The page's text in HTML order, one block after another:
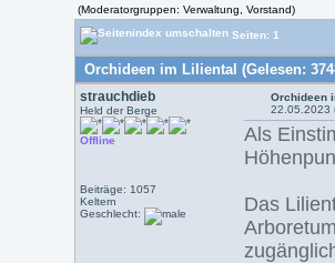
(Moderatorgruppen: Verwaltung, Vorstand)
Seiten: 1
Orchideen im Liliental (Gelesen:
strauchdieb
Held der Berge
Offline
Beiträge: 1057
Keltern
Geschlecht:
Orchideen
22.05.2023
Als
Das